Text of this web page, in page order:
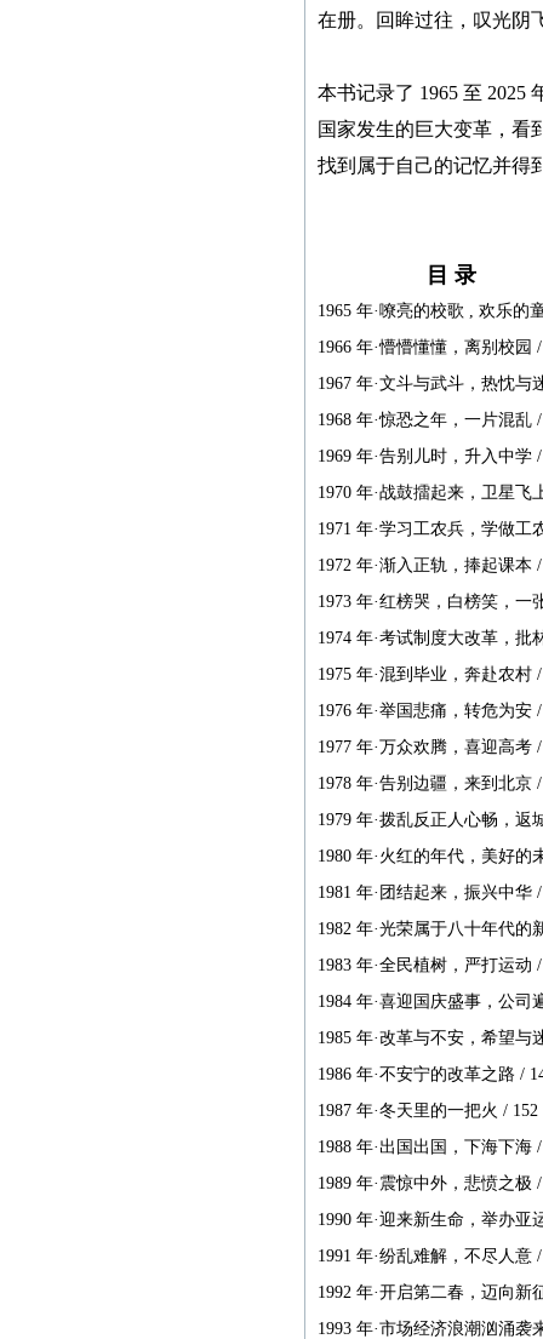
在册。回眸过往，叹光阴
本书记录了 1965 至 2025
国家发生的巨大变革，看
找到属于自己的记忆并得
目 录
1965 年·嘹亮的校歌 , 欢乐的
1966 年·懵懵懂懂，离别校园
1967 年·文斗与武斗，热忱与
1968 年·惊恐之年，一片混乱
1969 年·告别儿时，升入中学
1970 年·战鼓擂起来，卫星飞
1971 年·学习工农兵，学做工
1972 年·渐入正轨，捧起课本
1973 年·红榜哭，白榜笑，一
1974 年·考试制度大改革，批
1975 年·混到毕业，奔赴农村
1976 年·举国悲痛，转危为安
1977 年·万众欢腾，喜迎高考
1978 年·告别边疆，来到北京
1979 年·拨乱反正人心畅，返
1980 年·火红的年代，美好的
1981 年·团结起来，振兴中华
1982 年·光荣属于八十年代的
1983 年·全民植树，严打运动
1984 年·喜迎国庆盛事，公司
1985 年·改革与不安，希望与
1986 年·不安宁的改革之路 /
1987 年·冬天里的一把火 / 152
1988 年·出国出国，下海下海
1989 年·震惊中外，悲愤之极
1990 年·迎来新生命，举办亚
1991 年·纷乱难解，不尽人意
1992 年·开启第二春，迈向新
1993 年·市场经济浪潮汹涌袭